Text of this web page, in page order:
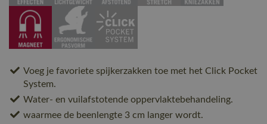
Voeg je favoriete spijkerzakken toe met het Click Pocket
System.
Water- en vuilafstotende oppervlaktebehandeling.
waarmee de beenlengte 3 cm langer wordt.